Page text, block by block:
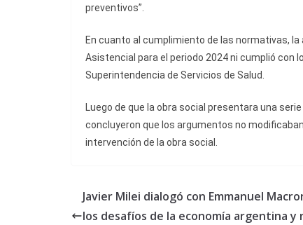
preventivos”.
En cuanto al cumplimiento de las normativas,
Asistencial para el periodo 2024 ni cumplió
Superintendencia de Servicios de Salud.
Luego de que la obra social presentara una
concluyeron que los argumentos no
intervención de la obra social.
Javier Milei dialogó con Emmanuel
los desafíos de la economía argentina y